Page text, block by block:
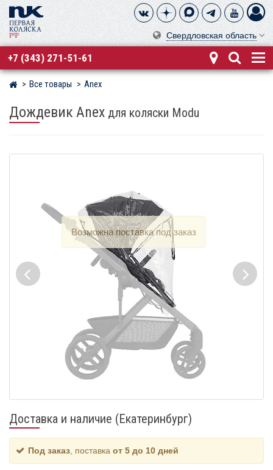
Свердловская область
+7 (343) 271-51-61
Магазин детских колясок
Все товары Anex
Дождевик Anex для коляски Modu
Доставка и наличие (Екатеринбург)
Под заказ , поставка от 5 до 10 дней